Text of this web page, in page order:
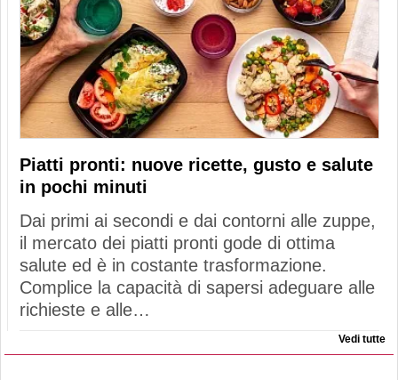
Piatti pronti: nuove ricette, gusto e salute
in pochi minuti
Dai primi ai secondi e dai contorni alle zuppe,
il mercato dei piatti pronti gode di ottima
salute ed è in costante trasformazione.
Complice la capacità di sapersi adeguare alle
richieste e alle…
Vedi tutte